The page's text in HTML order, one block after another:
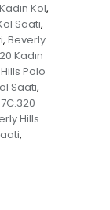
Kol,
Saati,
, Beverly
Kadın
Polo
Saati,
Hills
,